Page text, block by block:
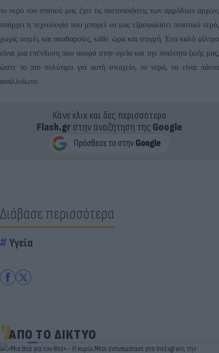
το νερό του σπιτιού μας έχει τις πιστοποιήσεις των αρμόδιων αρχών,
υπάρχει η τεχνολογία που μπορεί να μας εξασφαλίσει ποιοτικό νερό,
χωρίς οσμές και ακαθαρσίες, κάθε ώρα και στιγμή. Ένα καλό φίλτρο
είναι μια επένδυση που αφορά στην υγεία και την ποιότητα ζωής μας,
ώστε το πιο πολύτιμο για αυτή στοιχείο, το νερό, να είναι πάντα
αναλλοίωτο.
Κάνε κλικ και δες περισσότερο
Flash.grστην αναζήτηση της Google
Διάβασε περισσότερα
Υγεία
ΑΠΟ ΤΟ ΔΙΚΤΥΟ